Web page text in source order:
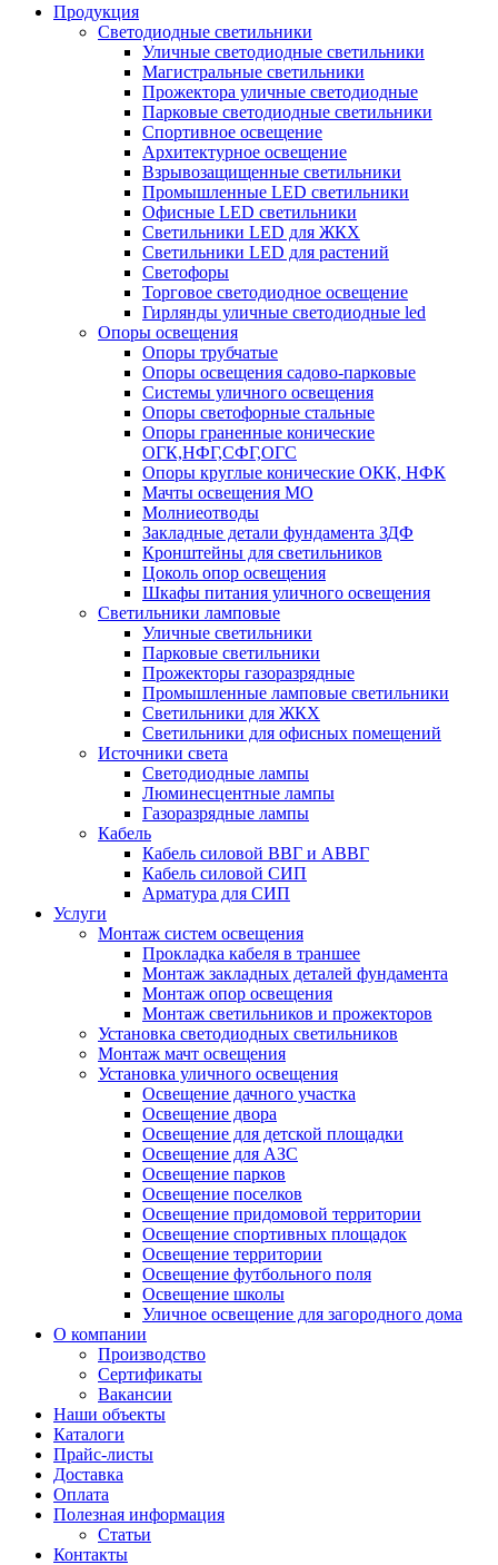
Продукция
Светодиодные светильники
Уличные светодиодные светильники
Магистральные светильники
Прожектора уличные светодиодные
Парковые светодиодные светильники
Спортивное освещение
Архитектурное освещение
Взрывозащищенные светильники
Промышленные LED светильники
Офисные LED светильники
Cветильники LED для ЖКХ
Светильники LED для растений
Светофоры
Торговое светодиодное освещение
Гирлянды уличные светодиодные led
Опоры освещения
Опоры трубчатые
Опоры освещения садово-парковые
Системы уличного освещения
Опоры светофорные стальные
Опоры граненные конические
ОГК,НФГ,СФГ,ОГС
Опоры круглые конические ОКК, НФК
Мачты освещения МО
Молниеотводы
Закладные детали фундамента ЗДФ
Кронштейны для светильников
Цоколь опор освещения
Шкафы питания уличного освещения
Светильники ламповые
Уличные светильники
Парковые светильники
Прожекторы газоразрядные
Промышленные ламповые светильники
Светильники для ЖКХ
Светильники для офисных помещений
Источники света
Светодиодные лампы
Люминесцентные лампы
Газоразрядные лампы
Кабель
Кабель силовой ВВГ и АВВГ
Кабель силовой СИП
Арматура для СИП
Услуги
Монтаж систем освещения
Прокладка кабеля в траншее
Монтаж закладных деталей фундамента
Монтаж опор освещения
Монтаж светильников и прожекторов
Установка светодиодных светильников
Монтаж мачт освещения
Установка уличного освещения
Освещение дачного участка
Освещение двора
Освещение для детской площадки
Освещение для АЗС
Освещение парков
Освещение поселков
Освещение придомовой территории
Освещение спортивных площадок
Освещение территории
Освещение футбольного поля
Освещение школы
Уличное освещение для загородного дома
О компании
Производство
Сертификаты
Вакансии
Наши объекты
Каталоги
Прайс-листы
Доставка
Оплата
Полезная информация
Статьи
Контакты